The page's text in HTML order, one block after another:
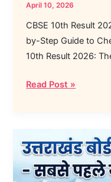
April 10, 2026
CBSE 10th Result
by-Step Guide to
10th Result 2026:
Read Post »
Board
Result